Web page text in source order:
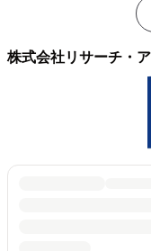
株式会社リサーチ・